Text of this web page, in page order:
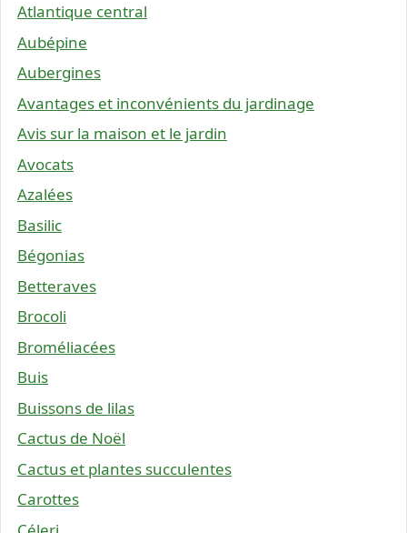
Atlantique central
Aubépine
Aubergines
Avantages et inconvénients du jardinage
Avis sur la maison et le jardin
Avocats
Azalées
Basilic
Bégonias
Betteraves
Brocoli
Broméliacées
Buis
Buissons de lilas
Cactus de Noël
Cactus et plantes succulentes
Carottes